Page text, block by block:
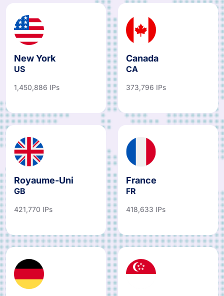
New York
US
1,450,886 IPs
Canada
CA
373,796 IPs
Royaume-Uni
GB
421,770 IPs
France
FR
418,633 IPs